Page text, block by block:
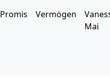
Promis Vermögen
Mai